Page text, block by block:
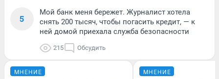
5
Мой банк меня бережет. Журналист хотела
снять 200 тысяч, чтобы погасить кредит, — к
ней домой приехала служба безопасности
215 Обсудить
МНЕНИЕ МНЕНИЕ